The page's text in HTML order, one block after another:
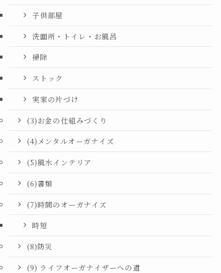
子供部屋
洗面所・トイレ・お風呂
掃除
ストック
実家の片づけ
(3)お金の仕組みづくり
(4)メンタルオーガナイズ
(5)風水インテリア
(6)書類
(7)時間のオーガナイズ
時短
(8)防災
(9) ライフオーガナイザーへの道